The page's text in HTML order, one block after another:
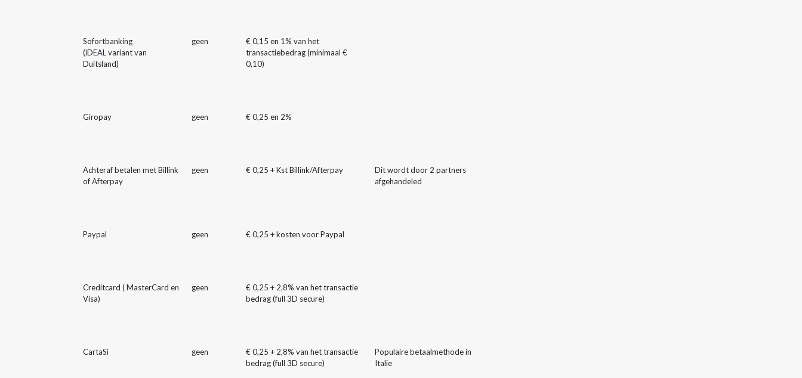
Sofortbanking
(iDEAL variant van
Duitsland)
geen
€ 0,15 en 1% van het
transactiebedrag (minimaal €
0,10)
Giropay geen € 0,25 en 2%
Achteraf betalen met Billink
of Afterpay
geen € 0,25 + Kst Billink/Afterpay
Dit wordt door 2 partners
afgehandeled
Paypal geen € 0,25 + kosten voor Paypal
Creditcard ( MasterCard en
Visa)
geen
€ 0,25 + 2,8% van het transactie
bedrag (full 3D secure)
CartaSi geen
€ 0,25 + 2,8% van het transactie
bedrag (full 3D secure)
Populaire betaalmethode in
Italie